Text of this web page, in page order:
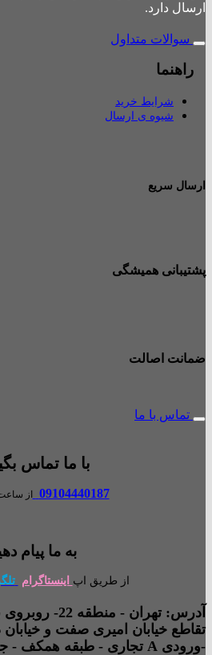
ارسال دارد.
سوالات متداول
راهنما
شرایط خرید
شیوه ی ارسال
ارسال سریع
پشتیبانی همیشگی
ضمانت اصالت
تماس با ما
با ما تماس
09104440187 از ساعت 10
به ما پیام
از طریق اپ اینستاگرام
آدرس: تهران -
تقاطع خیابان امیری صفت و خیابان
-ورودی A تجاری - طبقه همکف - جنب داروخانه - واحد B2